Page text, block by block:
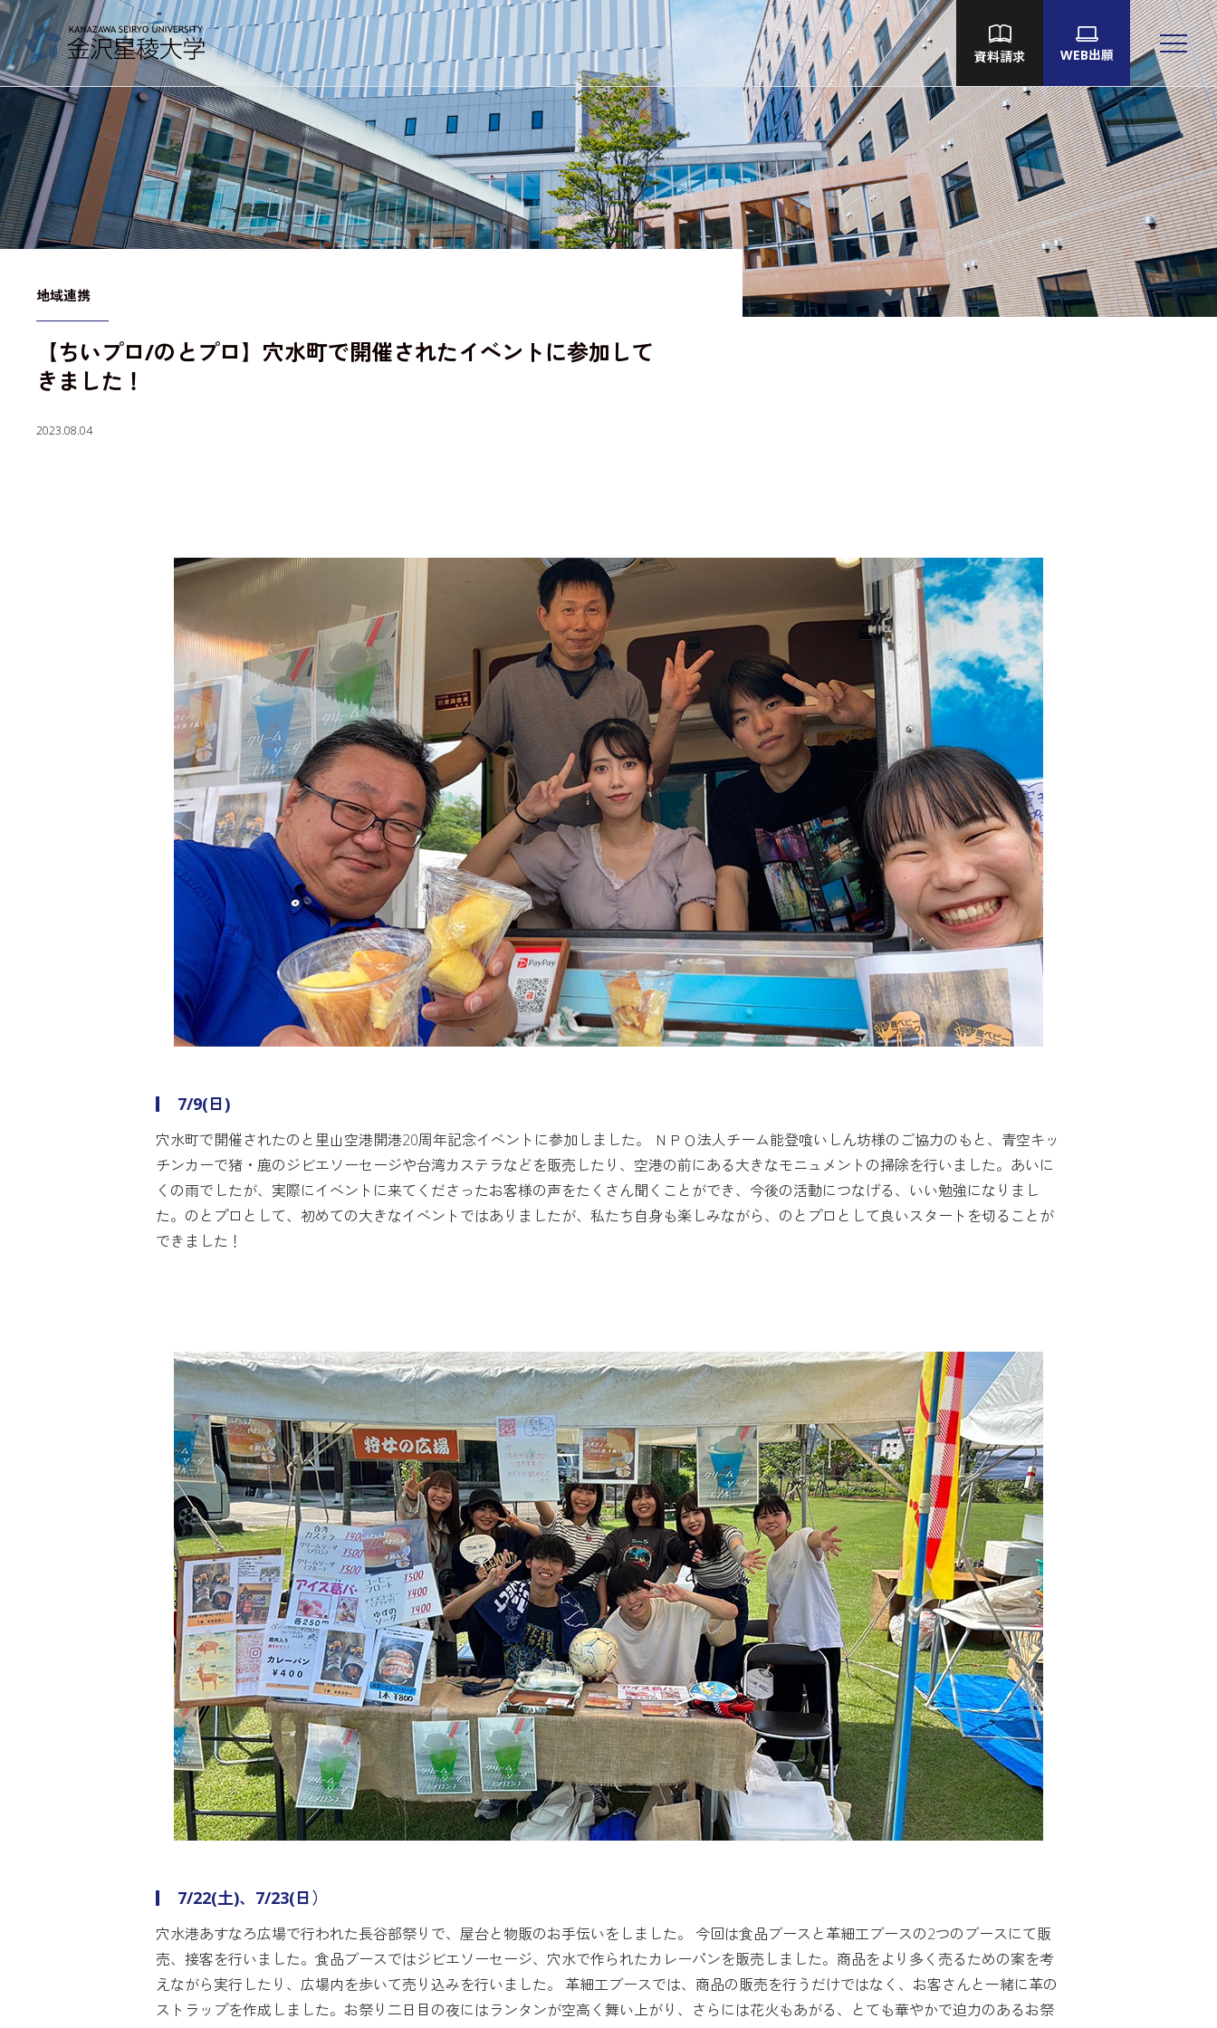
金沢星稜大学 女子短期大学部 大学院
Language
大学案内
教育／学部・大学院
産学地域連携・研究
資料請求 WEB出願
地域連携
【ちいプロ/のとプロ】穴水町で開催されたイベントに参加して
きました！
2023.08.04
7/9(日)
穴水町で開催されたのと里山空港開港20周年記念イベントに参加しました。 ＮＰＯ法人チーム能登喰いしん坊様のご協力のもと、青空キッ
チンカーで猪・鹿のジビエソーセージや台湾カステラなどを販売したり、空港の前にある大きなモニュメントの掃除を行いました。あいに
くの雨でしたが、実際にイベントに来てくださったお客様の声をたくさん聞くことができ、今後の活動につなげる、いい勉強になりまし
た。のとプロとして、初めての大きなイベントではありましたが、私たち自身も楽しみながら、のとプロとして良いスタートを切ることが
できました！
7/22(土)、7/23(日）
穴水港あすなろ広場で行われた長谷部祭りで、屋台と物販のお手伝いをしました。 今回は食品ブースと革細工ブースの2つのブースにて販
売、接客を行いました。食品ブースではジビエソーセージ、穴水で作られたカレーパンを販売しました。商品をより多く売るための案を考
えながら実行したり、広場内を歩いて売り込みを行いました。 革細工ブースでは、商品の販売を行うだけではなく、お客さんと一緒に革の
ストラップを作成しました。お祭り二日目の夜にはランタンが空高く舞い上がり、さらには花火もあがる、とても華やかで迫力のあるお祭